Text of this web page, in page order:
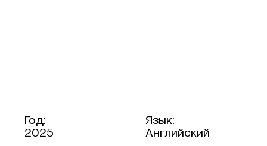
Год:
2025
Язык:
Английский